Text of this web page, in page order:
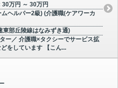
30万円 ～ 30万円
ヘルパー2級) (介護職(ケアワーカ
東部丘陵線はなみずき通)
ー／ 介護職×タクシーでサービス拡
をしています 【こん...